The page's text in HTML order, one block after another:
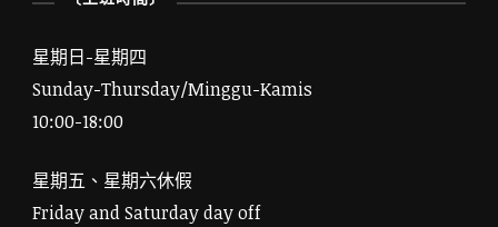
星期日-星期四
Sunday-Thursday/Minggu-Kamis
10:00-18:00
星期五、星期六休假
Friday and Saturday day off